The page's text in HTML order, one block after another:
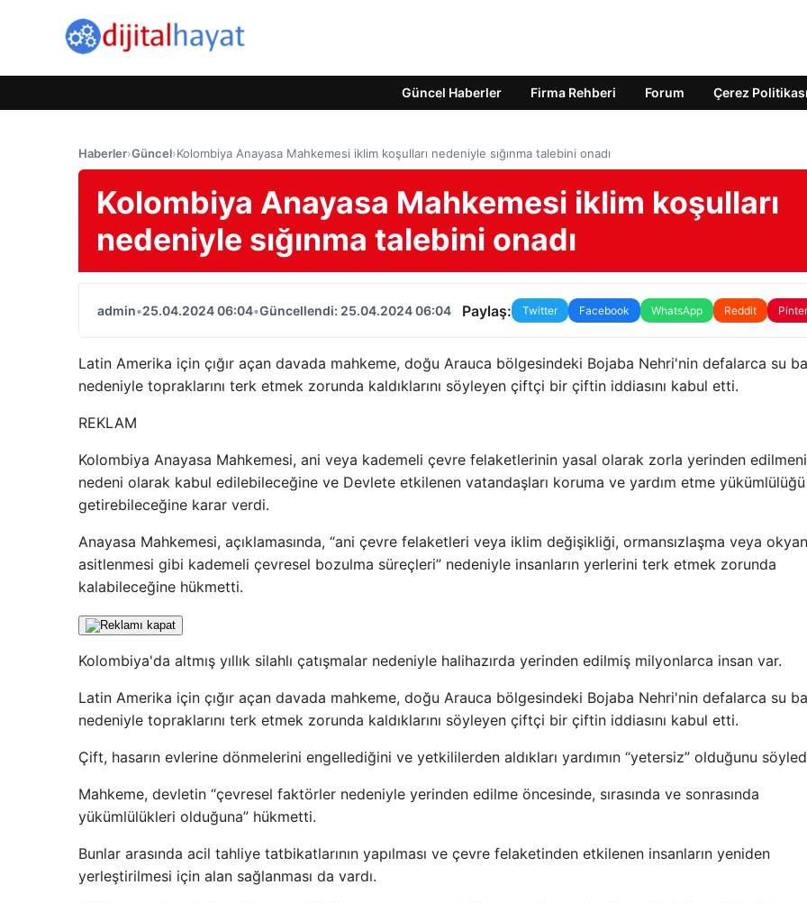
Güncel Haberler Firma Rehberi Forum Çerez Politikası
Haberler›Güncel›Kolombiya Anayasa Mahkemesi iklim koşulları nedeniyle sığınma talebini onadı
Kolombiya Anayasa Mahkemesi iklim koşulları
nedeniyle sığınma talebini onadı
admin•25.04.2024 06:04•Güncellendi: 25.04.2024 06:04 Paylaş: Twitter Facebook WhatsApp Reddit
Latin Amerika için çığır açan davada mahkeme, doğu Arauca bölgesindeki Bojaba Nehri'nin defalarca su
nedeniyle topraklarını terk etmek zorunda kaldıklarını söyleyen çiftçi bir çiftin iddiasını kabul etti.
REKLAM
Kolombiya Anayasa Mahkemesi, ani veya kademeli çevre felaketlerinin yasal olarak zorla yerinden
nedeni olarak kabul edilebileceğine ve Devlete etkilenen vatandaşları koruma ve yardım etme yükümlülüğü
getirebileceğine karar verdi.
Anayasa Mahkemesi, açıklamasında, “ani çevre felaketleri veya iklim değişikliği, ormansızlaşma veya
asitlenmesi gibi kademeli çevresel bozulma süreçleri” nedeniyle insanların yerlerini terk etmek zorunda
kalabileceğine hükmetti.
Kolombiya'da altmış yıllık silahlı çatışmalar nedeniyle halihazırda yerinden edilmiş milyonlarca insan var.
Latin Amerika için çığır açan davada mahkeme, doğu Arauca bölgesindeki Bojaba Nehri'nin defalarca su
nedeniyle topraklarını terk etmek zorunda kaldıklarını söyleyen çiftçi bir çiftin iddiasını kabul etti.
Çift, hasarın evlerine dönmelerini engellediğini ve yetkililerden aldıkları yardımın “yetersiz” olduğunu
Mahkeme, devletin “çevresel faktörler nedeniyle yerinden edilme öncesinde, sırasında ve sonrasında
yükümlülükleri olduğuna” hükmetti.
Bunlar arasında acil tahliye tatbikatlarının yapılması ve çevre felaketinden etkilenen insanların yeniden
yerleştirilmesi için alan sağlanması da vardı.